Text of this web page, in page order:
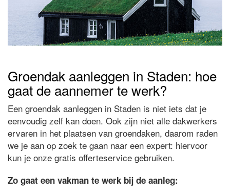
Groendak aanleggen in Staden: hoe
gaat de aannemer te werk?
Een groendak aanleggen in Staden is niet iets dat je
eenvoudig zelf kan doen. Ook zijn niet alle dakwerkers
ervaren in het plaatsen van groendaken, daarom raden
we je aan op zoek te gaan naar een expert: hiervoor
kun je onze gratis offerteservice gebruiken.
Zo gaat een vakman te werk bij de aanleg: